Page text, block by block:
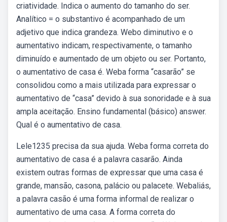
criatividade. Indica o aumento do tamanho do ser.
Analítico = o substantivo é acompanhado de um
adjetivo que indica grandeza. Webo diminutivo e o
aumentativo indicam, respectivamente, o tamanho
diminuído e aumentado de um objeto ou ser. Portanto,
o aumentativo de casa é. Weba forma “casarão” se
consolidou como a mais utilizada para expressar o
aumentativo de “casa” devido à sua sonoridade e à sua
ampla aceitação. Ensino fundamental (básico) answer.
Qual é o aumentativo de casa.
Lele1235 precisa da sua ajuda. Weba forma correta do
aumentativo de casa é a palavra casarão. Ainda
existem outras formas de expressar que uma casa é
grande, mansão, casona, palácio ou palacete. Webaliás,
a palavra casão é uma forma informal de realizar o
aumentativo de uma casa. A forma correta do